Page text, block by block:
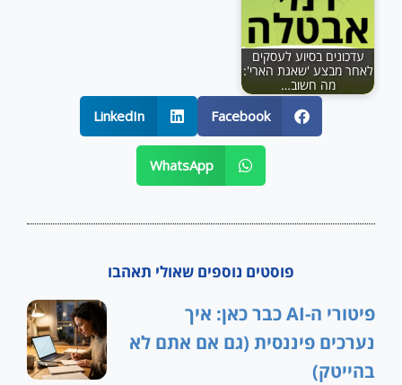
עדכונים בסיוע לעסקים
לאחר מבצע 'שאגת הארי':
מה חשוב…
Facebook
LinkedIn
WhatsApp
פוסטים נוספים שאולי תאהבו
פיטורי ה-AI כבר כאן: איך
נערכים פיננסית (גם אם אתם לא
בהייטק)